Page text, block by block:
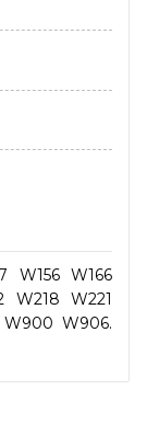
W156 W166
W218 W221
W900 W906.